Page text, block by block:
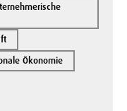
Ökonomie